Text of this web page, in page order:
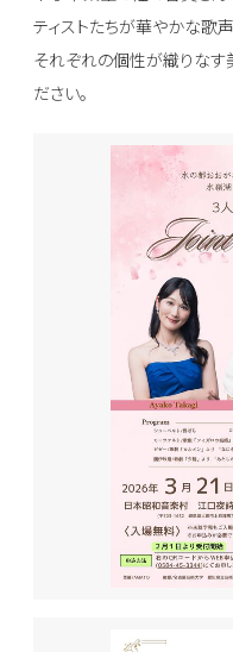
ティストたちが華やかな歌
それぞれの個性が織りなす
ださい。